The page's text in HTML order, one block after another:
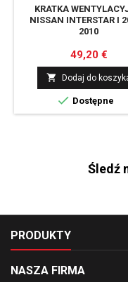
KRATKA
NISSAN INTERSTAR I
2010
Cena
49,20 €
 Dodaj do
 Dostępne
Śledź
PRODUKTY
NASZA FIRMA